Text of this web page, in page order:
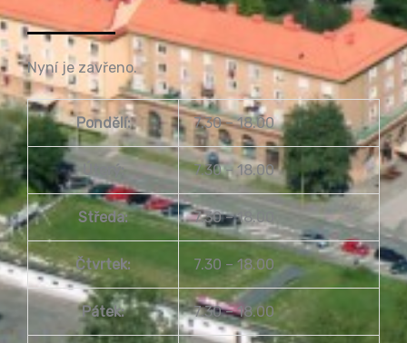
Nyní je zavřeno.
Pondělí: 7.30 – 18.00
Úterý: 7.30 – 18.00
Středa: 7.30 – 18.00
Čtvrtek: 7.30 – 18.00
Pátek: 7.30 – 18.00